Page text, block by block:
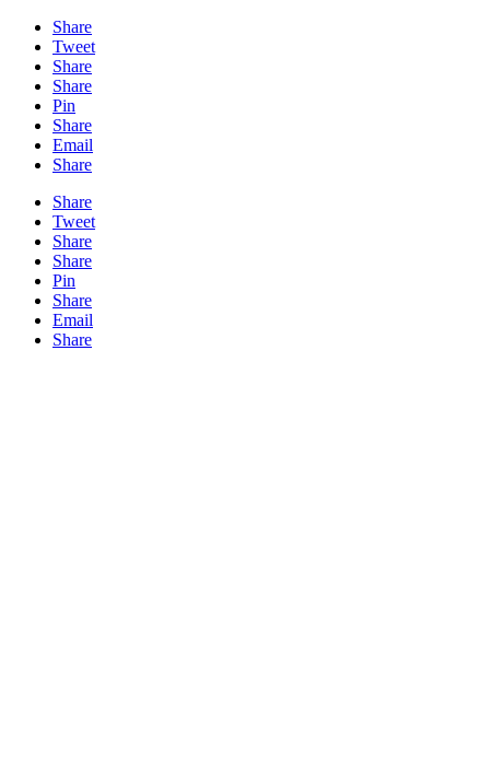
Share
Tweet
Share
Share
Pin
Share
Email
Share
Share
Tweet
Share
Share
Pin
Share
Email
Share